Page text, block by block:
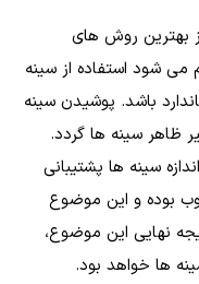
بهترین روش های
می شود استفاده از سینه
باشد. پوشیدن سینه
ظاهر سینه‌ ها گردد.
سینه‌ ها پشتیبانی
بوده و این موضوع
نهایی این موضوع،
ها خواهد بود.